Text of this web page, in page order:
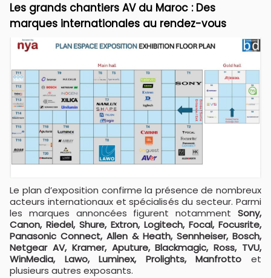
Les grands chantiers AV du Maroc : Des
marques internationales au rendez-vous
Le plan d’exposition confirme la présence de nombreux
acteurs internationaux et spécialisés du secteur. Parmi
les marques annoncées figurent notamment Sony,
Canon, Riedel, Shure, Extron, Logitech, Focal, Focusrite,
Panasonic Connect, Allen & Heath, Sennheiser, Bosch,
Netgear AV, Kramer, Aputure, Blackmagic, Ross, TVU,
WinMedia, Lawo, Luminex, Prolights, Manfrotto et
plusieurs autres exposants.